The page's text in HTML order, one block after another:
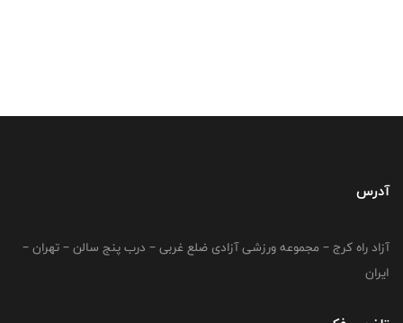
آدرس
آزاد راه کرج – مجموعه ورزشی آزادی ضلع غربی – درب پنج سالن – تهران –
ایران